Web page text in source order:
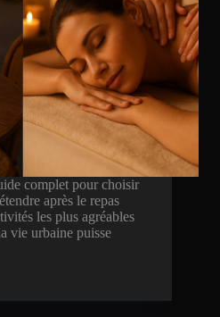
complet pour choisir
après le repas
les plus agréables
vie urbaine puisse